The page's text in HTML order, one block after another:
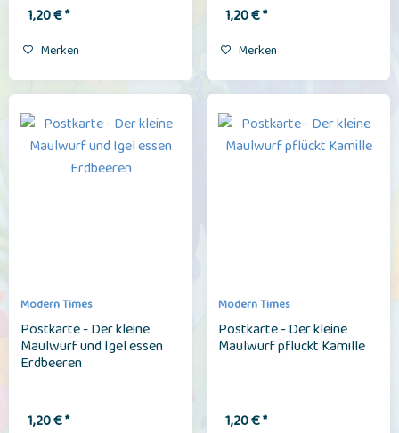
1,20 € *
Merken
1,20 € *
Merken
Modern Times
Postkarte - Der kleine
Maulwurf und Igel essen
Erdbeeren
1,20 € *
Modern Times
Postkarte - Der kleine
Maulwurf pflückt Kamille
1,20 € *